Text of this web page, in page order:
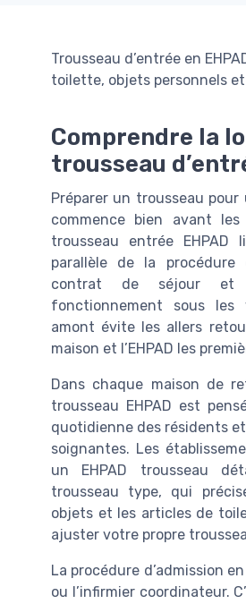
Trousseau d’entrée en
toilette, objets personnels
Comprendre la
trousseau
Préparer un trousseau pour
commence bien avant
trousseau entrée
parallèle de la procédure
contrat de séjour et
fonctionnement sous
amont évite les allers
maison et l’EHPAD les
Dans chaque maison de
trousseau EHPAD est
quotidienne des résidents
soignantes. Les
un EHPAD trousseau
trousseau type, qui
objets et les articles de
ajuster votre propre
La procédure d’admission
ou l’infirmier coordinateur.